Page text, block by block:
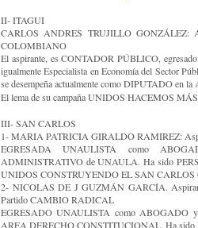
II- ITAGUI
CARLOS ANDRES TRUJILLO GONZÁLEZ:
COLOMBIANO
El aspirante, es CONTADOR PÚBLICO,
igualmente Especialista en Economía del Sector
se desempeña actualmente como DIPUTADO en la
El lema de su campaña UNIDOS HACEMOS
III- SAN CARLOS
1- MARIA PATRICIA GIRALDO RAMIREZ:
EGRESADA UNAULISTA como
ADMINISTRATIVO de UNAULA. Ha sido
UNIDOS CONSTRUYENDO EL SAN CARLOS
2- NICOLAS DE J GUZMÁN GARCÍA.
Partido CAMBIO RADICAL
EGRESADO UNAULISTA como ABOGADO
AREA DERECHO CONSTITUCIONAL. Ha sido